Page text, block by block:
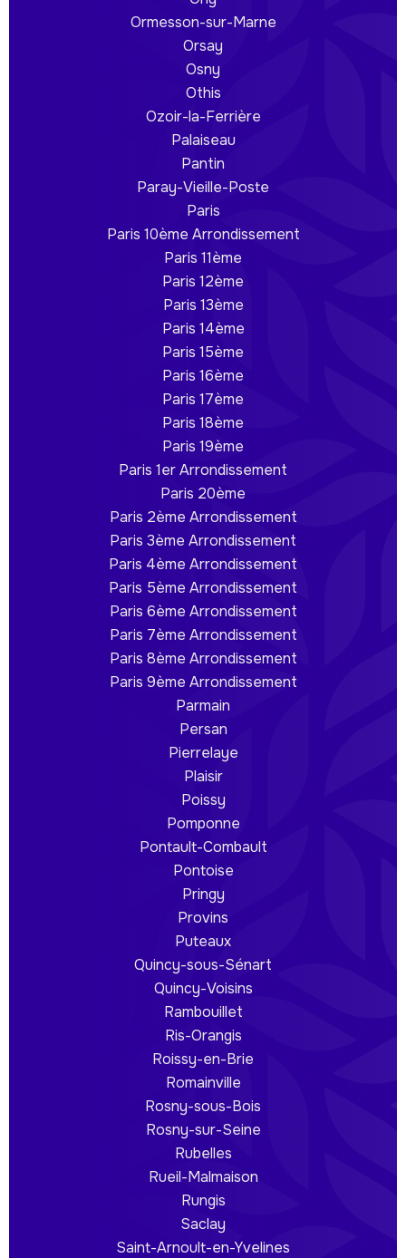
Ormesson-sur-Marne
Orsay
Osny
Othis
Ozoir-la-Ferrière
Palaiseau
Pantin
Paray-Vieille-Poste
Paris
Paris 10ème Arrondissement
Paris 11ème
Paris 12ème
Paris 13ème
Paris 14ème
Paris 15ème
Paris 16ème
Paris 17ème
Paris 18ème
Paris 19ème
Paris 1er Arrondissement
Paris 20ème
Paris 2ème Arrondissement
Paris 3ème Arrondissement
Paris 4ème Arrondissement
Paris 5ème Arrondissement
Paris 6ème Arrondissement
Paris 7ème Arrondissement
Paris 8ème Arrondissement
Paris 9ème Arrondissement
Parmain
Persan
Pierrelaye
Plaisir
Poissy
Pomponne
Pontault-Combault
Pontoise
Pringy
Provins
Puteaux
Quincy-sous-Sénart
Quincy-Voisins
Rambouillet
Ris-Orangis
Roissy-en-Brie
Romainville
Rosny-sous-Bois
Rosny-sur-Seine
Rubelles
Rueil-Malmaison
Rungis
Saclay
Saint-Arnoult-en-Yvelines